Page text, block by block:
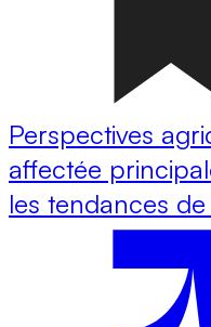
Perspectives
affectée
les tendances